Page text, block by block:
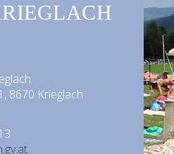
8670 Krieglach